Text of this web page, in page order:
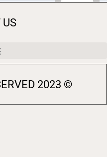
US
© 2023 ALL RIGHTS RESERVED